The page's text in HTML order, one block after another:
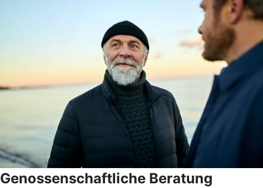
Genossenschaftliche Beratung